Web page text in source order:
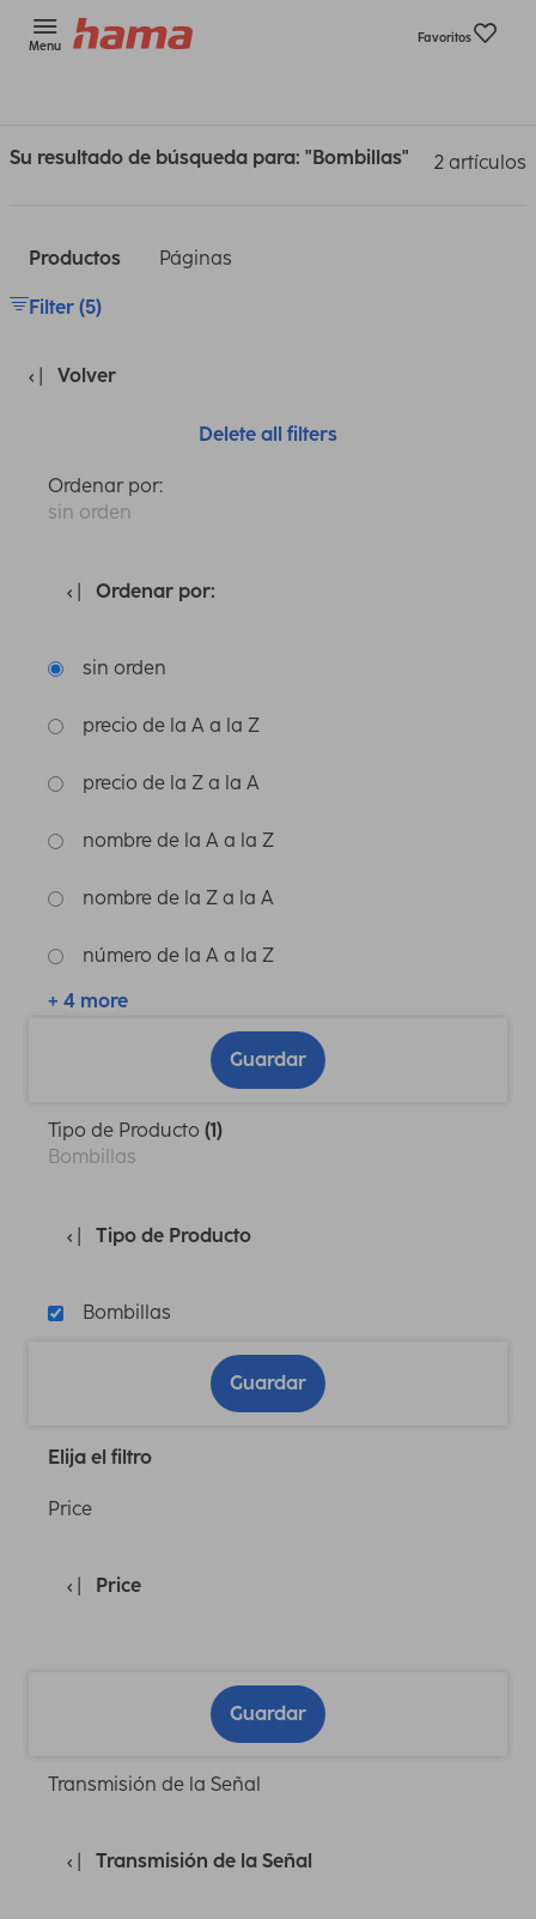
Menu
Favoritos
Su resultado de búsqueda para: "Bombillas" 2 artículos
Productos Páginas
Filter (5)
Volver
Delete all filters
Ordenar por:
sin orden
Ordenar por:
sin orden
precio de la A a la Z
precio de la Z a la A
nombre de la A a la Z
nombre de la Z a la A
número de la A a la Z
+ 4 more
Guardar
Tipo de Producto (1)
Bombillas
Tipo de Producto
Bombillas
Guardar
Elija el filtro
Price
Price
Guardar
Transmisión de la Señal
Transmisión de la Señal